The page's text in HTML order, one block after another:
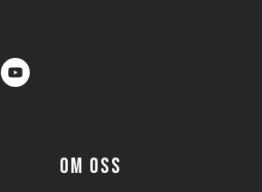
OM OSS